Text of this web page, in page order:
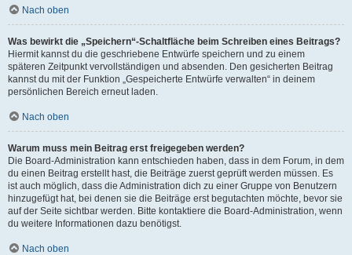
Nach oben
Was bewirkt die „Speichern“-Schaltfläche beim Schreiben eines Beitrags?
Hiermit kannst du die geschriebene Entwürfe speichern und zu einem
späteren Zeitpunkt vervollständigen und absenden. Den gesicherten Beitrag
kannst du mit der Funktion „Gespeicherte Entwürfe verwalten“ in deinem
persönlichen Bereich erneut laden.
Nach oben
Warum muss mein Beitrag erst freigegeben werden?
Die Board-Administration kann entschieden haben, dass in dem Forum, in dem
du einen Beitrag erstellt hast, die Beiträge zuerst geprüft werden müssen. Es
ist auch möglich, dass die Administration dich zu einer Gruppe von Benutzern
hinzugefügt hat, bei denen sie die Beiträge erst begutachten möchte, bevor sie
auf der Seite sichtbar werden. Bitte kontaktiere die Board-Administration, wenn
du weitere Informationen dazu benötigst.
Nach oben